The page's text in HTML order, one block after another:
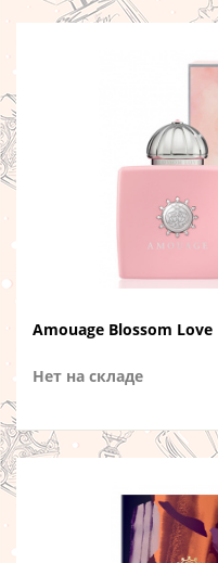
Amouage Blossom Love
Нет на складе